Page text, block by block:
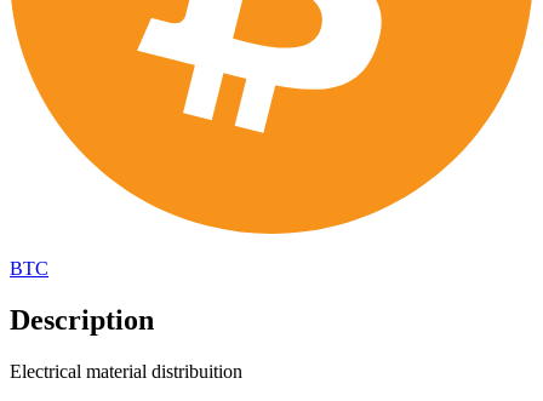
BTC
Description
Electrical material distribuition